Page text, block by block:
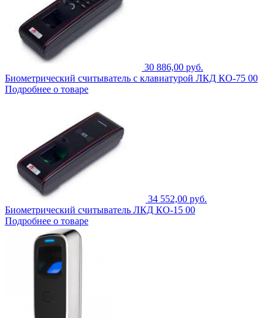
30 886,00 руб.
Биометрический считыватель с клавиатурой ЛКД КО-75 00
Подробнее о товаре
34 552,00 руб.
Биометрический считыватель ЛКД КО-15 00
Подробнее о товаре